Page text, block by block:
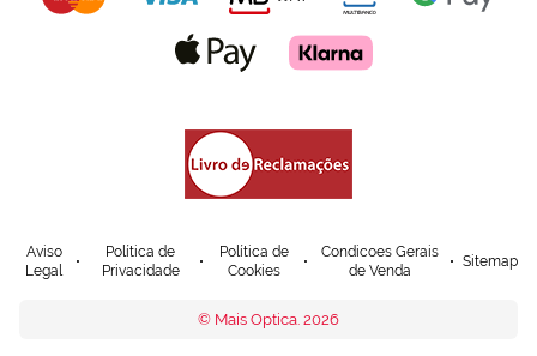
Aviso
Legal
Política de
Privacidade
Política de
Cookies
Condicoes Gerais
de Venda
Sitemap
© Mais Optica. 2026